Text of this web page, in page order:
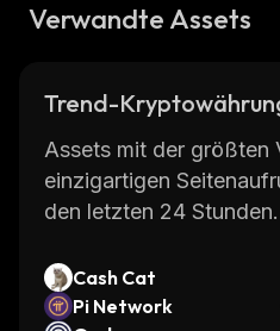
Verwandte Assets
Trend-
Assets mit der größten
einzigartigen
den letzten 24 Stunden.
Cash Cat
Pi Network